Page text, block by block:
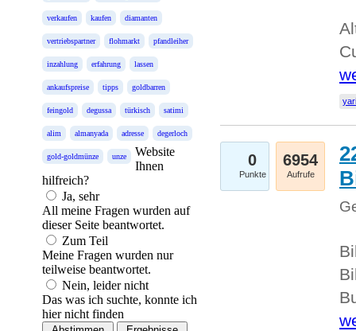
verkaufen kaufen diamanten
vertriebspartner flohmarkt pfandleiher
inzahlung erfahrung lassen
ankaufspreise tipps goldbarren
feingold degussa türkisch satimi
alim almanyada adresse degerloch
gold-goldmünze unze
Website
Ihnen
hilfreich?
Ja, sehr
All meine Fragen wurden auf
dieser Seite beantwortet.
Zum Teil
Meine Fragen wurden nur
teilweise beantwortet.
Nein, leider nicht
Das was ich suchte, konnte ich
hier nicht finden
0
Punkte
6954
Aufrufe